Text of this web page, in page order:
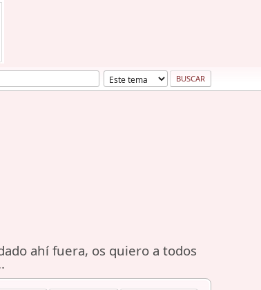
ahí fuera, os quiero a todos